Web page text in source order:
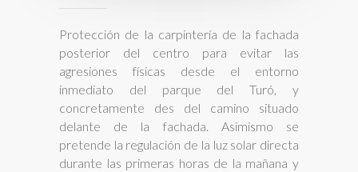
Protección de la carpintería de la fachada
posterior del centro para evitar las
agresiones físicas desde el entorno
inmediato del parque del Turó, y
concretamente des del camino situado
delante de la fachada. Asimismo se
pretende la regulación de la luz solar directa
durante las primeras horas de la mañana y